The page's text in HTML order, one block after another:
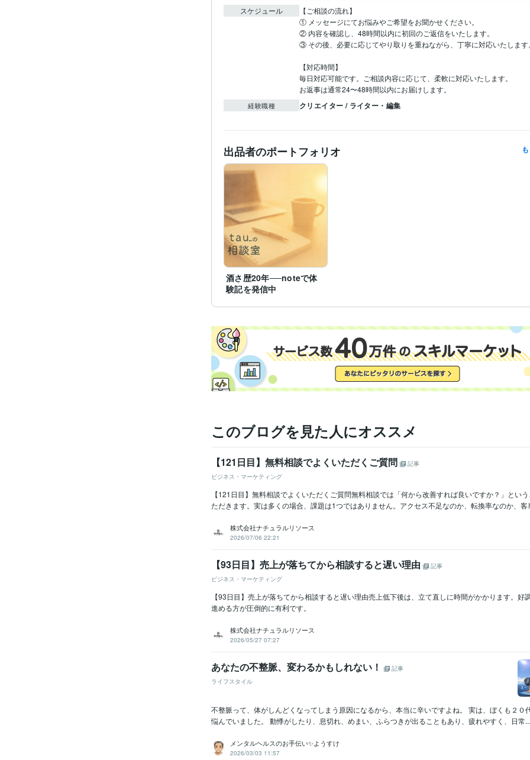
スケジュール
【ご相談の流れ】
① メッセージにてお悩みやご希望をお聞かせください。
② 内容を確認し、48時間以内に初回のご返信をいたします。
③ その後、必要に応じてやり取りを重ねながら、丁寧に対応いたします
【対応時間】
毎日対応可能です。ご相談内容に応じて、柔軟に対応いたします。
お返事は通常24〜48時間以内にお届けします。
経験職種 クリエイター / ライター・編集
出品者のポートフォリオ
酒さ歴20年──noteで体
験記を発信中
このブログを見た人にオススメ
【121日目】無料相談でよくいただくご質問
記事
ビジネス・マーケティング
【121日目】無料相談でよくいただくご質問無料相談では「何から改善すれば良いですか？」とい
ただきます。実は多くの場合、課題は1つではありません。アクセス不足なのか、転換率なのか、客
株式会社ナチュラルリソース
2026/07/06 22:21
【93日目】売上が落ちてから相談すると遅い理由
記事
ビジネス・マーケティング
【93日目】売上が落ちてから相談すると遅い理由売上低下後は、立て直しに時間がかかります。好
進める方が圧倒的に有利です。
株式会社ナチュラルリソース
2026/05/27 07:27
あなたの不整脈、変わるかもしれない！
記事
ライフスタイル
不整脈って、体がしんどくなってしまう原因になるから、本当に辛いですよね。 実は、ぼくも２０
悩んでいました。 動悸がしたり、息切れ、めまい、ふらつきが出ることもあり、疲れやすく、日常...
メンタルヘルスのお手伝い✨ようすけ
2026/03/03 11:57